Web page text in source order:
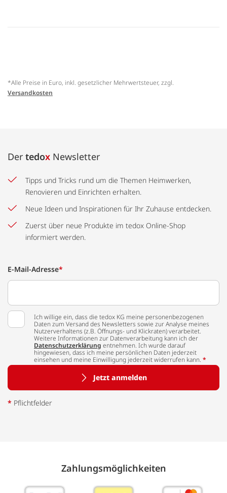
*Alle Preise in Euro, inkl. gesetzlicher Mehrwertsteuer, zzgl.
Versandkosten
Der tedox Newsletter
Tipps und Tricks rund um die Themen Heimwerken,
Renovieren und Einrichten erhalten.
Neue Ideen und Inspirationen für Ihr Zuhause entdecken.
Zuerst über neue Produkte im tedox Online-Shop
informiert werden.
E-Mail-Adresse*
Ich willige ein, dass die tedox KG meine personenbezogenen
Daten zum Versand des Newsletters sowie zur Analyse meines
Nutzerverhaltens (z.B. Öffnungs- und Klickraten) verarbeitet.
Weitere Informationen zur Datenverarbeitung kann ich der
Datenschutzerklärung entnehmen. Ich wurde darauf
hingewiesen, dass ich meine persönlichen Daten jederzeit
einsehen und meine Einwilligung jederzeit widerrufen kann. *
Jetzt anmelden
* Pflichtfelder
Zahlungs­möglich­keiten